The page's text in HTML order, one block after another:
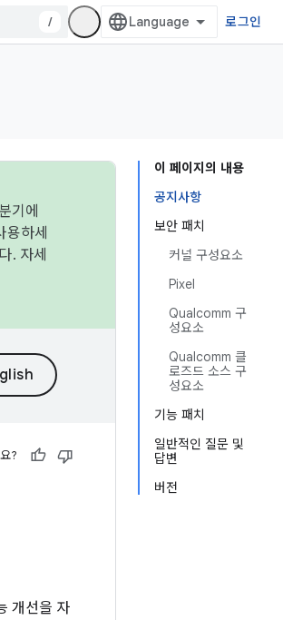
/ 로그인
이 페이지의 내용
공지사항
보안 패치
커널 구성요소
Pixel
Qualcomm 구
성요소
Qualcomm 클
로즈드 소스 구
성요소
기능 패치
일반적인 질문 및
답변
버전
기에
용하세
. 자세
?
개선을 자